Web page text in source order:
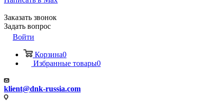
Заказать звонок
Задать вопрос
Войти
Корзина0
Избранные товары0
klient@dnk-russia.com